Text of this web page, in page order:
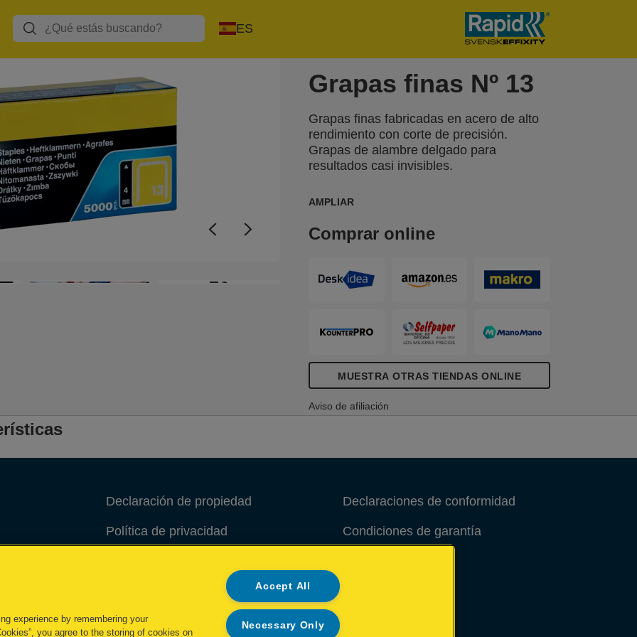
ES
+3
Grapas finas Nº 13
Grapas finas fabricadas en acero de alto
rendimiento con corte de precisión.
Grapas de alambre delgado para
resultados casi invisibles.
AMPLIAR
Comprar online
MUESTRA OTRAS TIENDAS ONLINE
Aviso de afiliación
Declaración de propiedad
Política de privacidad
Administrar mis datos
Declaraciones de conformidad
Condiciones de garantía
experience by remembering your
you agree to the storing of cookies on
Accept All
Necessary Only